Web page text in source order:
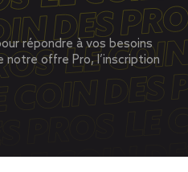
répondre à vos besoins
offre Pro, l’inscription